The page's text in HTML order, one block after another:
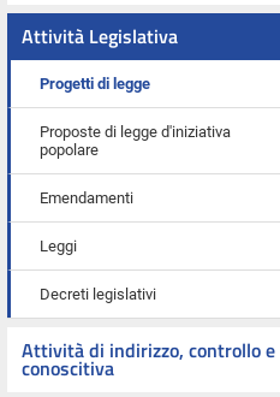
Attività Legislativa
Progetti di legge
Proposte di legge d'iniziativa
popolare
Emendamenti
Leggi
Decreti legislativi
Attività di indirizzo, controllo e
conoscitiva